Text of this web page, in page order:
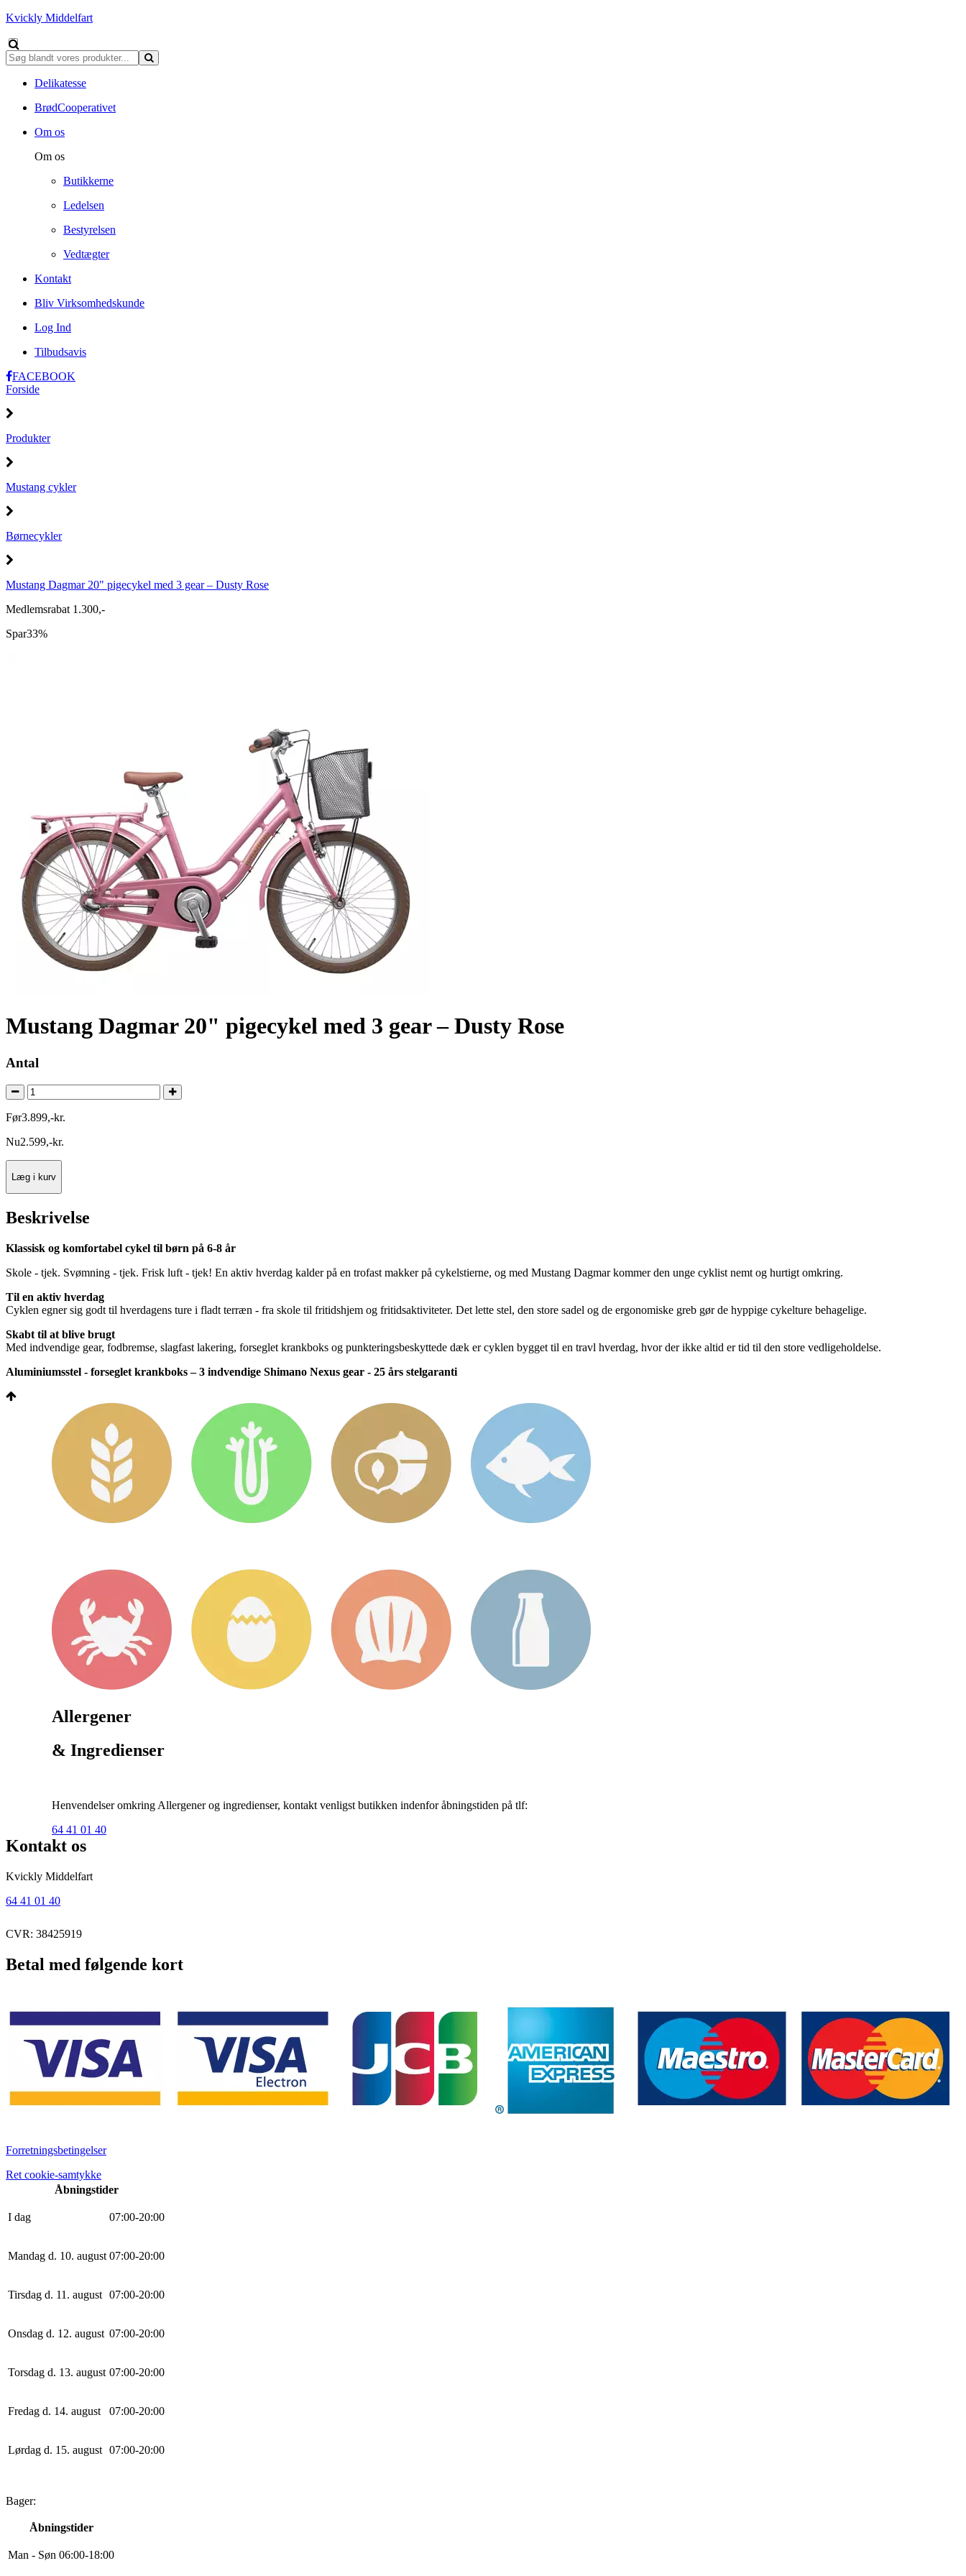
Kvickly Middelfart
Delikatesse
BrødCooperativet
Om os
Om os
Butikkerne
Ledelsen
Bestyrelsen
Vedtægter
Kontakt
Bliv Virksomhedskunde
Log Ind
Tilbudsavis
FACEBOOK
Forside
Produkter
Mustang cykler
Børnecykler
Mustang Dagmar 20" pigecykel med 3 gear – Dusty Rose
Medlemsrabat 1.300,-
Spar33%
Mustang Dagmar 20" pigecykel med 3 gear – Dusty Rose
Antal
Før3.899,-kr.
Nu2.599,-kr.
Læg i kurv
Beskrivelse
Klassisk og komfortabel cykel til børn på 6-8 år
Skole - tjek. Svømning - tjek. Frisk luft - tjek! En aktiv hverdag kalder på en trofast makker på cykelstierne, og med Mustang Dagmar kommer den unge cyklist nemt og hurtigt omkring.
Til en aktiv hverdag
Cyklen egner sig godt til hverdagens ture i fladt terræn - fra skole til fritidshjem og fritidsaktiviteter. Det lette stel, den store sadel og de ergonomiske greb gør de hyppige cykelture behagelige.
Skabt til at blive brugt
Med indvendige gear, fodbremse, slagfast lakering, forseglet krankboks og punkteringsbeskyttede dæk er cyklen bygget til en travl hverdag, hvor der ikke altid er tid til den store vedligeholdelse.
Aluminiumsstel - forseglet krankboks – 3 indvendige Shimano Nexus gear - 25 års stelgaranti
Allergener
& Ingredienser
Henvendelser omkring Allergener og ingredienser, kontakt venligst butikken indenfor åbningstiden på tlf:
64 41 01 40
Kontakt os
Kvickly Middelfart
64 41 01 40
CVR: 38425919
Betal med følgende kort
Forretningsbetingelser
Ret cookie-samtykke
Åbningstider
I dag 07:00-20:00
Mandag d. 10. august 07:00-20:00
Tirsdag d. 11. august 07:00-20:00
Onsdag d. 12. august 07:00-20:00
Torsdag d. 13. august 07:00-20:00
Fredag d. 14. august 07:00-20:00
Lørdag d. 15. august 07:00-20:00
Bager:
Åbningstider
Man - Søn 06:00-18:00